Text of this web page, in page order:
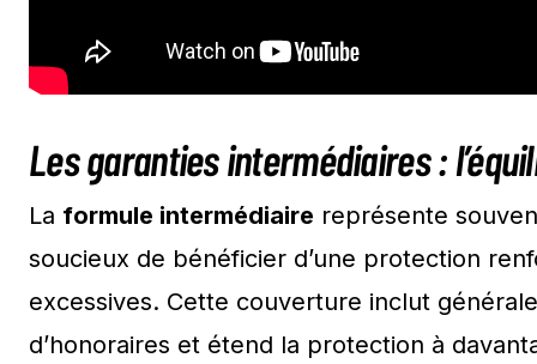
Les garanties intermédiaires :
La formule intermédiaire représente
soucieux de bénéficier d’une protection
excessives. Cette couverture inclut
d’honoraires et étend la protection à